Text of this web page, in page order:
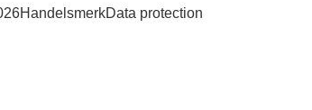
HandelsmerkData protection